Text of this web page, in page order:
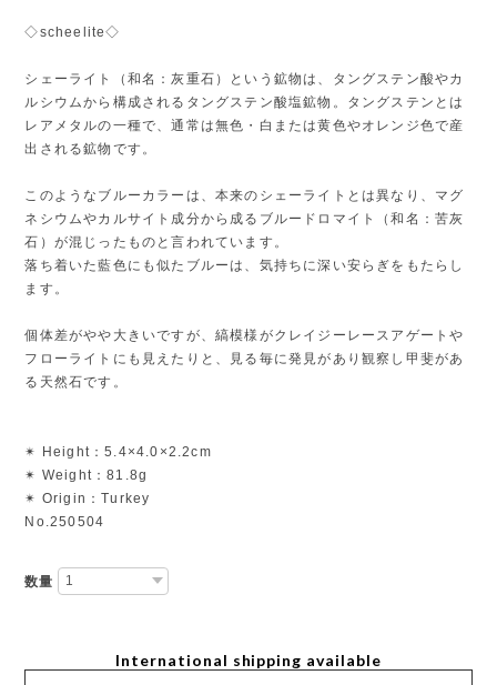
◇scheelite◇
シェーライト（和名：灰重石）という鉱物は、タングステン酸やカ
ルシウムから構成されるタングステン酸塩鉱物。タングステンとは
レアメタルの一種で、通常は無色・白または黄色やオレンジ色で産
出される鉱物です。
このようなブルーカラーは、本来のシェーライトとは異なり、マグ
ネシウムやカルサイト成分から成るブルードロマイト（和名：苦灰
石）が混じったものと言われています。
落ち着いた藍色にも似たブルーは、気持ちに深い安らぎをもたらし
ます。
個体差がやや大きいですが、縞模様がクレイジーレースアゲートや
フローライトにも見えたりと、見る毎に発見があり観察し甲斐があ
る天然石です。
✴︎ Height：5.4×4.0×2.2cm
✴︎ Weight：81.8g
✴︎ Origin：Turkey
No.250504
数量
International shipping available